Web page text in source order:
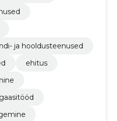
ja hooldusteenused
ehitus
gaasitööd